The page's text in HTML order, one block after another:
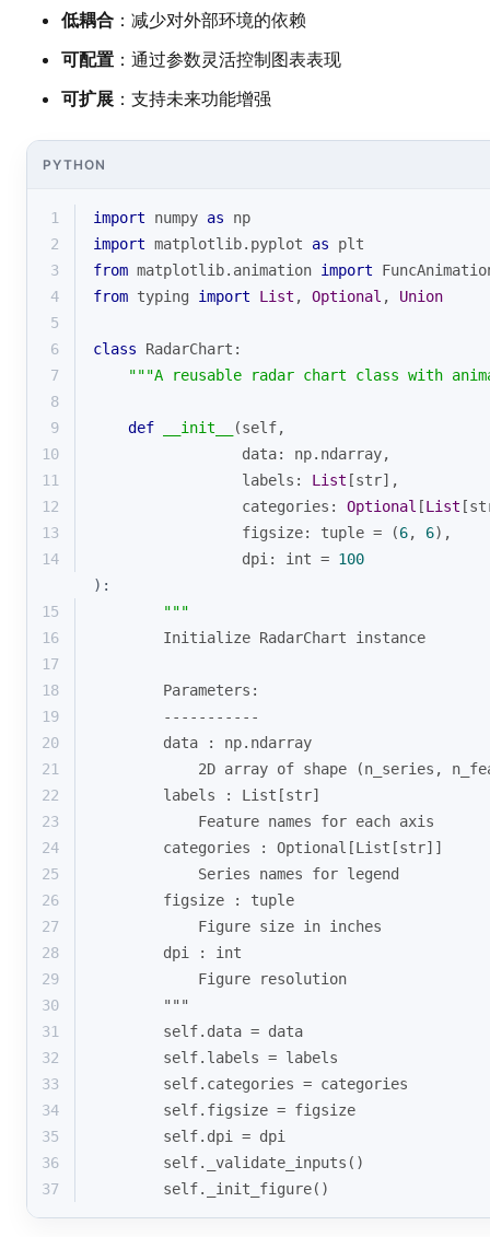
低耦合 ：减少对外部环境的依赖
可配置 ：通过参数灵活控制图表表现
可扩展 ：支持未来功能增强
PYTHON
1 import numpy as np
2
import matplotlib.pyplot as plt
3
from matplotlib.animation import
4
from typing import List , Optional , Union
5
6
class RadarChart :
7
"""A reusable radar chart class with
8
9
def __init__ (self,
10
                 data: np.ndarray,
11
                 labels:
List [str],
12
                 categories:
Optional [List [
13
                 figsize:
tuple = (6, 6),
14
                 dpi:
int = 100
):
15
"""
16
        Initialize RadarChart instance
17
18
        Parameters:
19
        -----------
20
        data : np.ndarray
21
2D array of shape (n_series,
22
        labels : List[str]
23
            Feature names for each axis
24
        categories : Optional[List[str]]
25
            Series names for legend
26
        figsize : tuple
27
            Figure size in inches
28
        dpi : int
29
            Figure resolution
30
        """
31
        self.data = data
32
        self.labels = labels
33
        self.categories = categories
34
        self.figsize = figsize
35
        self.dpi = dpi
36
        self._validate_inputs()
37
        self._init_figure()